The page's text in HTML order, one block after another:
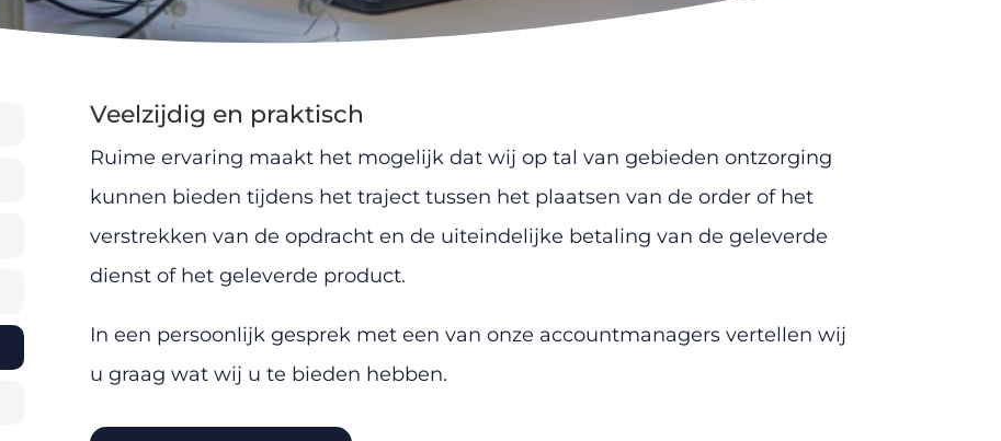
Veelzijdig en praktisch
Ruime ervaring maakt het mogelijk dat wij op tal van gebieden ontzorging
kunnen bieden tijdens het traject tussen het plaatsen van de order of het
verstrekken van de opdracht en de uiteindelijke betaling van de geleverde
dienst of het geleverde product.
In een persoonlijk gesprek met een van onze accountmanagers vertellen wij
u graag wat wij u te bieden hebben.